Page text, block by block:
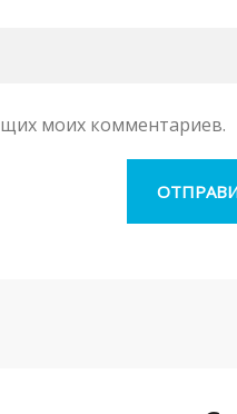
моих комментариев.